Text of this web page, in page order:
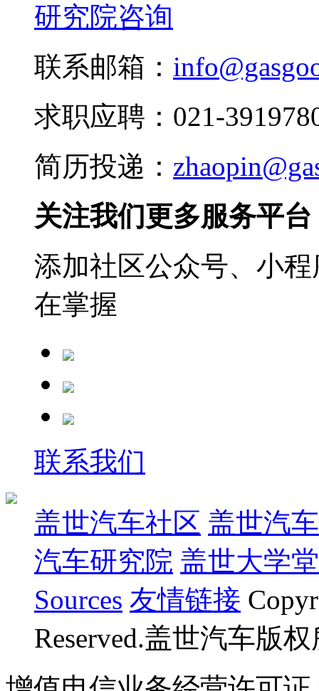
研究院咨询
联系邮箱：
求职应聘：021-
简历投递：
关注我们更多服务平台
添加社区公众号、小
在掌握
联系我们
盖世汽车社区 盖世汽
汽车研究院 盖世大学堂
Sources 友情链接
Reserved.盖世汽车版